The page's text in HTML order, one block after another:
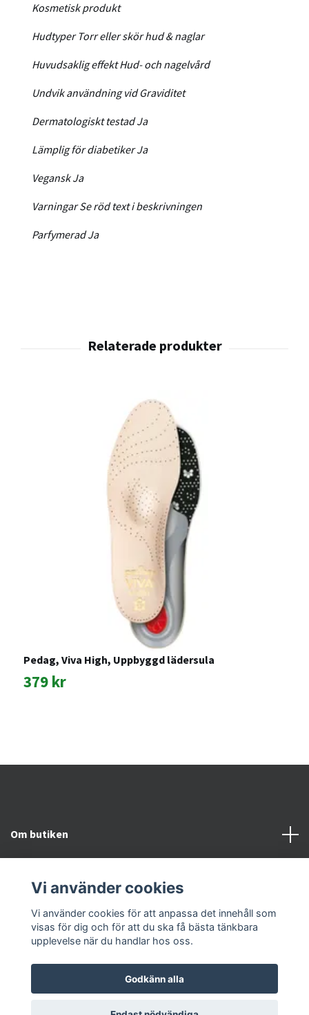
Kosmetisk produkt
Hudtyper Torr eller skör hud & naglar
Huvudsaklig effektHud- och nagelvård
Undvik användning vidGraviditet
Dermatologiskt testadJa
Lämplig för diabetikerJa
VeganskJa
VarningarSe röd text i beskrivningen
ParfymeradJa
Pedag, Viva High, Uppbyggd lädersula
379 kr
Om butiken
Snabblänkar
© 2026 Kroppsvitalitet & Fotvitalitet
Vi använder cookies
Vi använder cookies för att anpassa det innehåll som
visas för dig och för att du ska få bästa tänkbara
upplevelse när du handlar hos oss.
Godkänn alla